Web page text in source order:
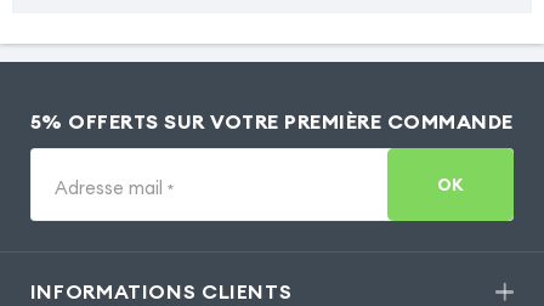
5% OFFERTS SUR VOTRE PREMIÈRE COMMANDE
Adresse mail * OK
INFORMATIONS CLIENTS